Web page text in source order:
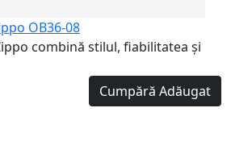
OB36-08
combină stilul, fiabilitatea și
Cumpără Adăugat